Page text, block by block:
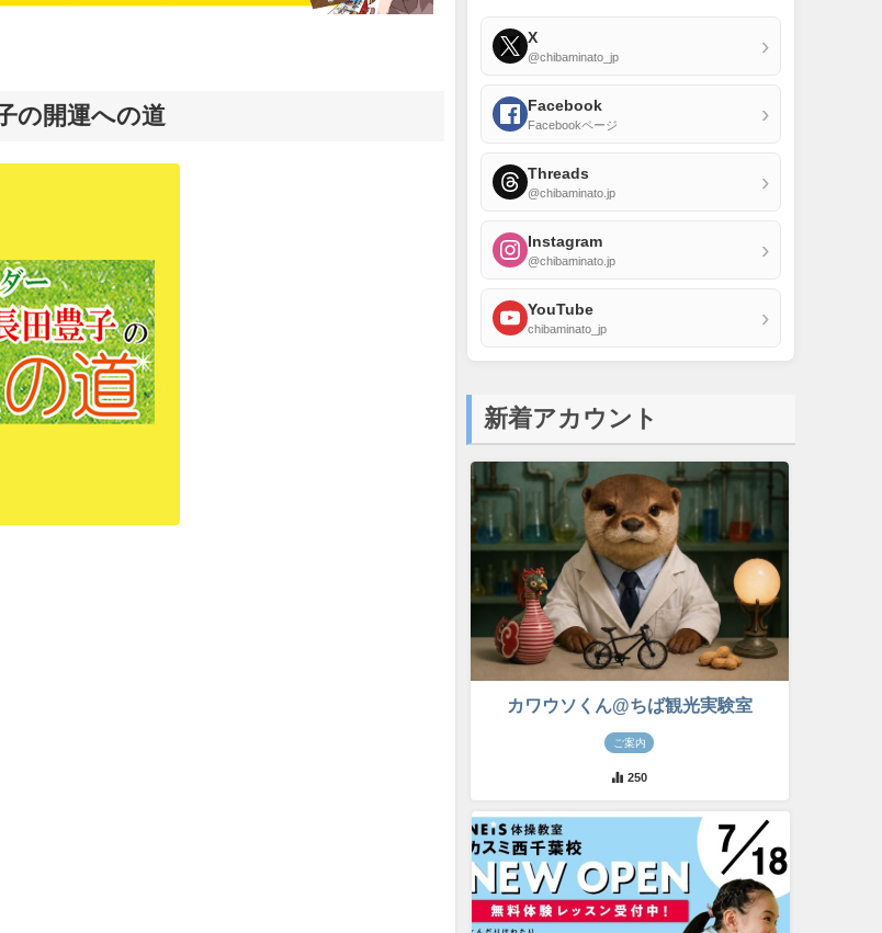
の開運への道
X
@chibaminato_jp ›
Facebook
Facebookページ ›
Threads
@chibaminato.jp ›
Instagram
@chibaminato.jp ›
YouTube
chibaminato_jp ›
新着アカウント
カワウソくん@ちば観光実験室
ご案内
250